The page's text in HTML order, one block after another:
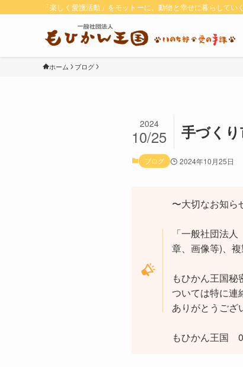
「楽しく愛護活動」をモットーに、動物と幸せに暮らして
ホーム ブログ
手づく
2024
10/25
ブログ 2024年10月25日
〜大切なお知ら
「一般社団法
章、画像等)、
もひかん王国
ついては特に連
ありがとうござ
もひかん王国